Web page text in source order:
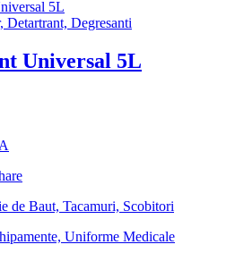
Detartrant, Degresanti
Universal 5L
de Baut, Tacamuri, Scobitori
Uniforme Medicale